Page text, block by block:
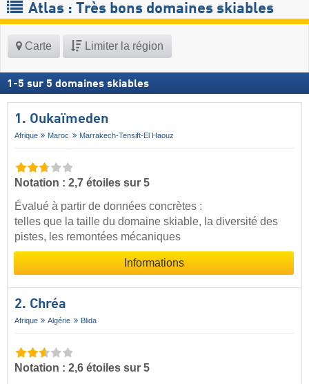
Atlas : Très bons domaines skiables
Carte Limiter la région
1 -5 sur 5 domaines skiables
1. Oukaïmeden
Afrique Maroc Marrakech-Tensift-El Haouz
Notation : 2,7 étoiles sur 5
Évalué à partir de données concrètes :
telles que la taille du domaine skiable, la diversité des
pistes, les remontées mécaniques
Informations
2. Chréa
Afrique Algérie Blida
Notation : 2,6 étoiles sur 5